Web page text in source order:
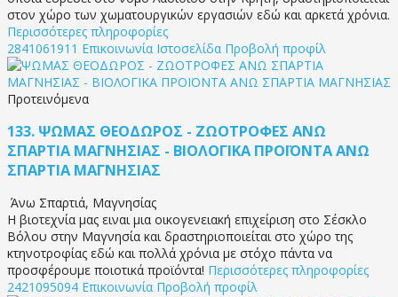
στον χώρο των χωματουργικών εργασιών εδώ και αρκετά χρόνια.
Περισσότερες πληροφορίες
2841061911 Επικοινωνία Ιστοσελίδα Προβολή προφίλ
Προτεινόμενα
133. ΨΩΜΑΣ ΘΕΟΔΩΡΟΣ - ΖΩΟΤΡΟΦΕΣ ΑΝΩ
ΣΠΑΡΤΙΑ ΜΑΓΝΗΣΙΑΣ - ΒΙΟΛΟΓΙΚΑ ΠΡΟΪΟΝΤΑ ΑΝΩ
ΣΠΑΡΤΙΑ ΜΑΓΝΗΣΙΑΣ
Άνω Σπαρτιά, Μαγνησίας
Η βιοτεχνία μας ειναι μια οικογενειακή επιχείριση στο Σέσκλο
Βόλου στην Μαγνησία και δραστηριοποιείται στο χώρο της
κτηνοτροφίας εδώ και πολλά χρόνια με στόχο πάντα να
προσφέρουμε ποιοτικά προϊόντα! Περισσότερες πληροφορίες
2421095094 Επικοινωνία Προβολή προφίλ